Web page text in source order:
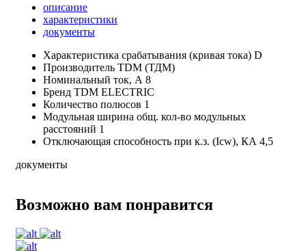
описание
характеристики
документы
Характеристика срабатывания (кривая тока) D
Производитель TDM (ТДМ)
Номинальный ток, А 8
Бренд TDM ELECTRIC
Количество полюсов 1
Модульная ширина общ. кол-во модульных
расстояний 1
Отключающая способность при к.з. (Icw), КА 4,5
документы
Возможно вам понравится